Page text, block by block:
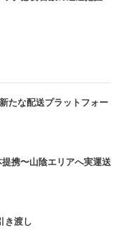
たな配送プラットフォー
携〜山陰エリアへ実運送
き渡し